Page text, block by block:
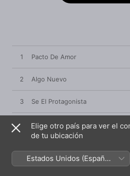
1 Pacto De Amor
2 Algo Nuevo
3 Se El Protagonista
4 Because You're Worth It
6 Aprovecha El Momento
Elige otro país para ver el
de tu ubicación
Estados Unidos (Español
México)